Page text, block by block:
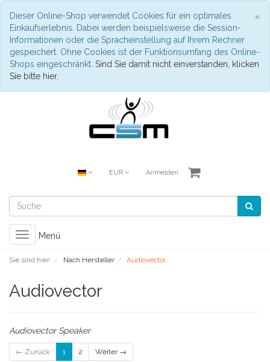
×
Dieser Online-Shop verwendet Cookies für ein optimales
Einkaufserlebnis. Dabei werden beispielsweise die Session-
Informationen oder die Spracheinstellung auf Ihrem Rechner
gespeichert. Ohne Cookies ist der Funktionsumfang des Online-
Shops eingeschränkt. Sind Sie damit nicht einverstanden, klicken
Sie bitte hier.
EUR Anmelden
Toggle
navigation
Menü
Sie sind hier: Nach Hersteller Audiovector
Audiovector
Audiovector Speaker
← Zurück 1 2 Weiter →